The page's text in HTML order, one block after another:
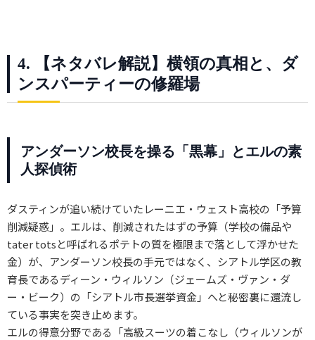
4. 【ネタバレ解説】横領の真相と、ダ
ンスパーティーの修羅場
アンダーソン校長を操る「黒幕」とエルの素
人探偵術
ダスティンが追い続けていたレーニエ・ウェスト高校の「予算
削減疑惑」。エルは、削減されたはずの予算（学校の備品や
tater totsと呼ばれるポテトの質を極限まで落として浮かせた
金）が、アンダーソン校長の手元ではなく、シアトル学区の教
育長であるディーン・ウィルソン（ジェームズ・ヴァン・ダ
ー・ビーク）の「シアトル市長選挙資金」へと秘密裏に還流し
ている事実を突き止めます。
エルの得意分野である「高級スーツの着こなし（ウィルソンが